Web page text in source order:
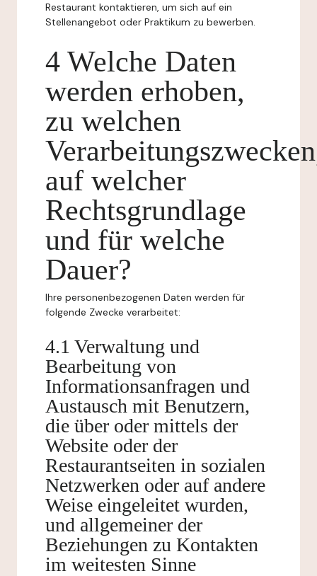
Restaurant kontaktieren, um sich auf ein
Stellenangebot oder Praktikum zu bewerben.
4 Welche Daten
werden erhoben,
zu welchen
auf welcher
Rechtsgrundlage
und für welche
Dauer?
Ihre personenbezogenen Daten werden für
folgende Zwecke verarbeitet:
4.1 Verwaltung und
Bearbeitung von
Informationsanfragen und
Austausch mit Benutzern,
die über oder mittels der
Website oder der
Restaurantseiten in sozialen
Netzwerken oder auf andere
Weise eingeleitet wurden,
und allgemeiner der
Beziehungen zu Kontakten
im weitesten Sinne